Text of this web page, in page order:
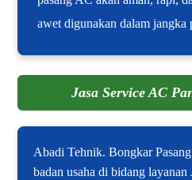
awet digunakan dalam jangka
Jasa Service AC
Abadi Tehnik. Bongkar
badan usaha di bidang